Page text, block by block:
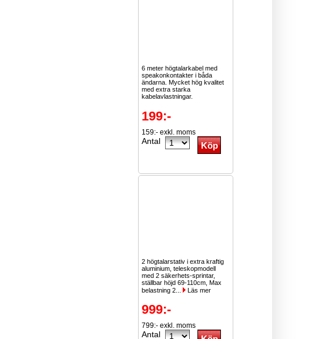
6 meter högtalarkabel med
speakonkontakter i båda
ändarna. Mycket hög kvalitet
med extra starka
kabelavlastningar.
199:-
159:- exkl. moms
Antal
2 högtalarstativ i extra kraftig
aluminium, teleskopmodell
med 2 säkerhets-sprintar,
ställbar höjd 69-110cm, Max
belastning 2...
Läs mer
999:-
799:- exkl. moms
Antal